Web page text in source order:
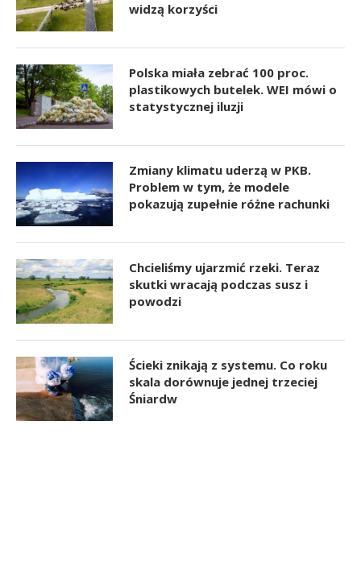
widzą korzyści
Polska miała zebrać 100 proc.
plastikowych butelek. WEI mówi o
statystycznej iluzji
Zmiany klimatu uderzą w PKB.
Problem w tym, że modele
pokazują zupełnie różne rachunki
Chcieliśmy ujarzmić rzeki. Teraz
skutki wracają podczas susz i
powodzi
Ścieki znikają z systemu. Co roku
skala dorównuje jednej trzeciej
Śniardw